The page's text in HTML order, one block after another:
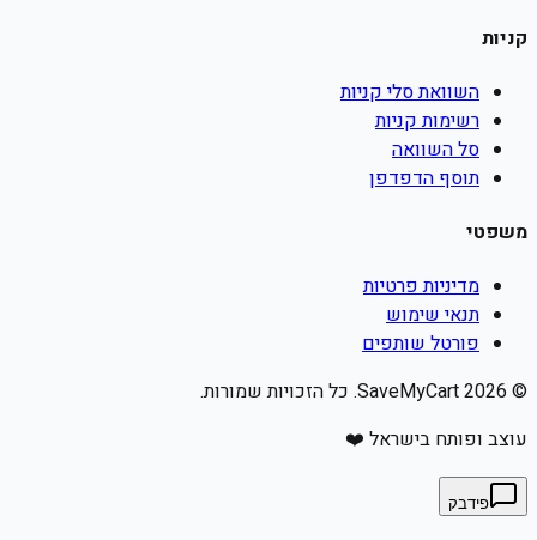
קניות
השוואת סלי קניות
רשימות קניות
סל השוואה
תוסף הדפדפן
משפטי
מדיניות פרטיות
תנאי שימוש
פורטל שותפים
©
2026
עוצב ופותח בישראל ❤️
פידבק